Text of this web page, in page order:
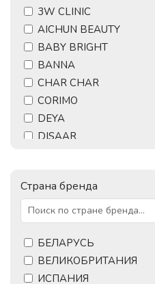
3W CLINIC
AICHUN BEAUTY
BABY BRIGHT
BANNA
CHAR CHAR
CORIMO
DEYA
DISAAR
ESTHETIC HOUSE
FARMSTAY
FORGARDEN
GLAMFOX
HAAN
HERBCARE
Страна бренда
БЕЛАРУСЬ
ВЕЛИКОБРИТАНИЯ
ИСПАНИЯ